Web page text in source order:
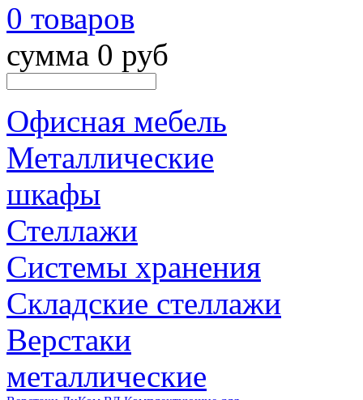
0 товаров
сумма 0 руб
Офисная мебель
Металлические
шкафы
Стеллажи
Системы хранения
Складские стеллажи
Верстаки
металлические